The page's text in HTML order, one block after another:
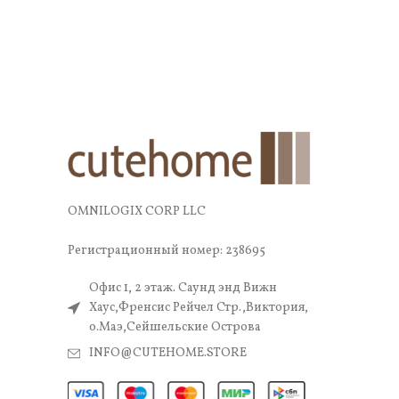
OMNILOGIX CORP LLC
Регистрационный номер: 238695
Офис 1, 2 этаж. Саунд энд Вижн
Хаус,Френсис Рейчел Стр.,Виктория,
о.Маэ,Сейшельские Острова
INFO@CUTEHOME.STORE